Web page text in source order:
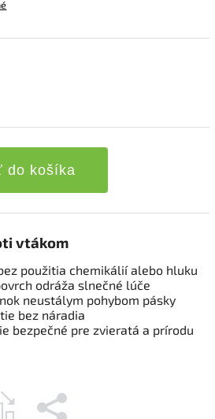
do košíka
vtákom
použitia chemikálií alebo hluku
odráža slnečné lúče
neustálym pohybom pásky
bez náradia
bezpečné pre zvieratá a prírodu